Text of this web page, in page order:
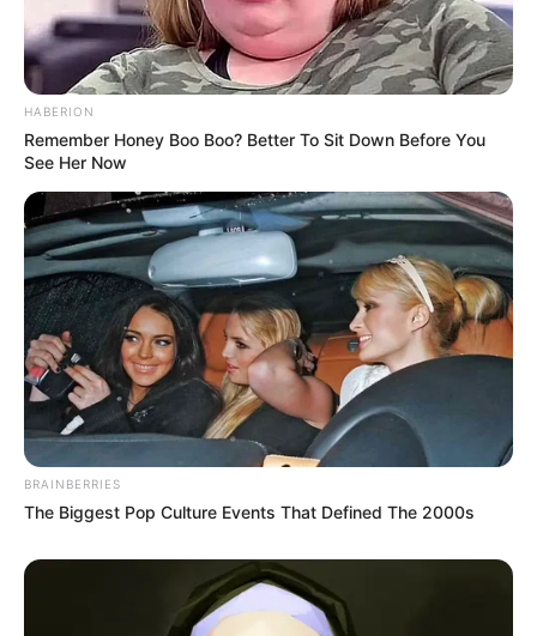
HABERION
Remember Honey Boo Boo? Better To Sit Down Before You
See Her Now
BRAINBERRIES
The Biggest Pop Culture Events That Defined The 2000s